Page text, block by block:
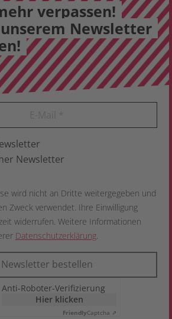
verpassen!
Newsletter
Newsletter
wird nicht an Dritte weitergegeben und
Zweck verwendet. Ihre Einwilligung
widerrufen. Weitere Informationen
Datenschutzerklärung
Newsletter bestellen
Anti-Roboter-Verifizierung
Hier klicken
FriendlyCaptcha ⇗